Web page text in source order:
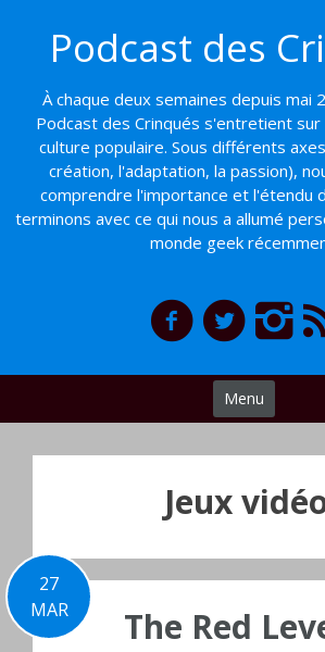
contenu
Podcast des
À chaque deux semaines depuis mai
Podcast des Crinqués s'entretient sur
culture populaire. Sous différents
création, l'adaptation, la passion),
comprendre l'importance et l'étendu
terminons avec ce qui nous a allumé
monde geek
Menu
Jeux
27
MAR
The Red